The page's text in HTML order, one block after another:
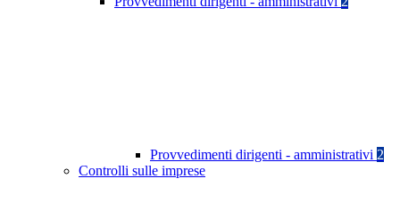
Provvedimenti dirigenti - amministrativi 2
Controlli sulle imprese